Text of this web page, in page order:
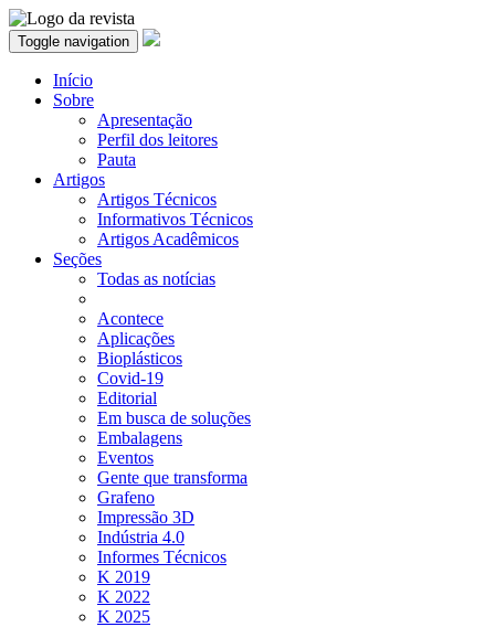
Toggle navigation
Início
Sobre
Apresentação
Perfil dos leitores
Pauta
Artigos
Artigos Técnicos
Informativos Técnicos
Artigos Acadêmicos
Seções
Todas as notícias
Acontece
Aplicações
Bioplásticos
Covid-19
Editorial
Em busca de soluções
Embalagens
Eventos
Gente que transforma
Grafeno
Impressão 3D
Indústria 4.0
Informes Técnicos
K 2019
K 2022
K 2025